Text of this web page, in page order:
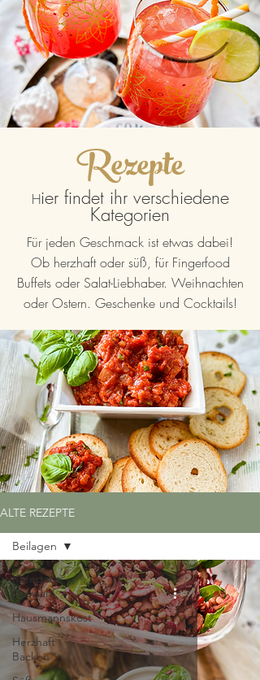
Rezepte
Hier findet ihr verschiedene
Kategorien
Für jeden Geschmack ist etwas dabei!
Ob herzhaft oder süß, für Fingerfood
Buffets oder Salat-Liebhaber. Weihnachten
oder Ostern. Geschenke und Cocktails!
ALTE REZEPTE
Kategorie-
Auswahl
Hausmannskost
Herzhaft
Backen
Beilagen